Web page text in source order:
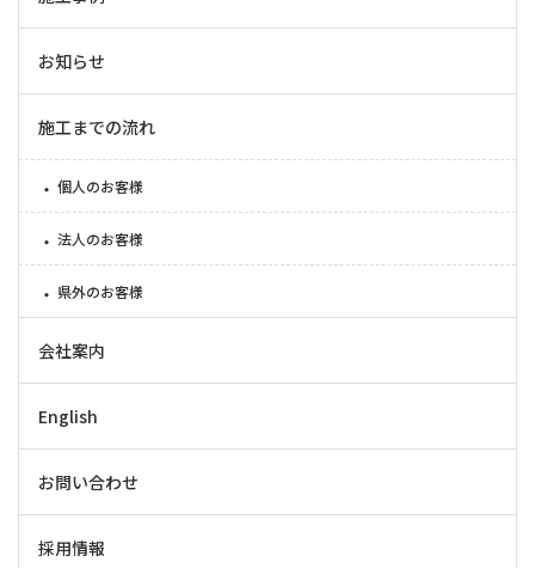
お知らせ
施工までの流れ
個人のお客様
法人のお客様
県外のお客様
会社案内
English
お問い合わせ
採用情報